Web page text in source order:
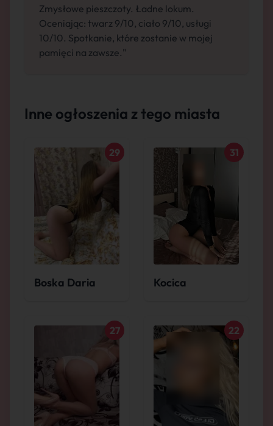
Zmysłowe pieszczoty. Ładne lokum.
Oceniając: twarz 9/10, ciało 9/10, usługi
10/10. Spotkanie, które zostanie w mojej
pamięci na zawsze."
Inne ogłoszenia z tego miasta
Boska Daria
29
Kocica
31
27 22